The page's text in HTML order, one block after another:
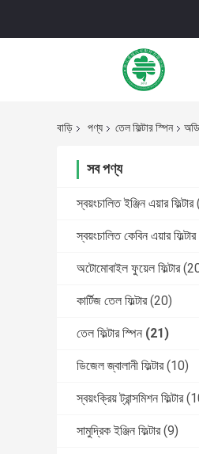
বাড়ি পণ্য তেল ফিল্টার স্পিন
সব পণ্য
স্বয়ংচালিত ইঞ্জিন এয়ার ফিল্টার
স্বয়ংচালিত কেবিন এয়ার ফিল্টার
অটোমোবাইল ফুয়েল ফিল্টার
কার্টিজ তেল ফিল্টার (20)
তেল ফিল্টার স্পিন (21)
ডিজেল জ্বালানী ফিল্টার (10)
স্বয়ংক্রিয় ট্রান্সমিশন ফিল্টার
সামুদ্রিক ইঞ্জিন ফিল্টার (9)